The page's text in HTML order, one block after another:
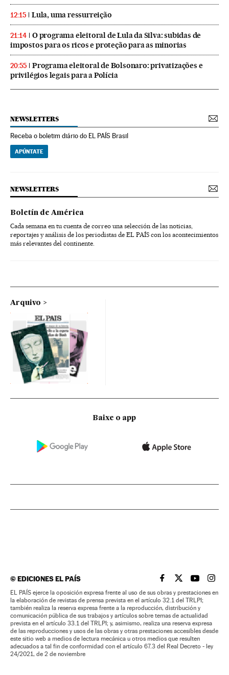
12:15 Lula, uma ressurreição
21:14
O programa eleitoral de Lula da Silva: subidas de
impostos para os ricos e proteção para as minorias
20:55
Programa eleitoral de Bolsonaro: privatizações e
privilégios legais para a Polícia
NEWSLETTERS
Receba o boletim diário do EL PAÍS Brasil
APÚNTATE
NEWSLETTERS
Boletín de América
Cada semana en tu cuenta de correo una selección de las noticias,
reportajes y análisis de los periodistas de EL PAÍS con los acontecimientos
más relevantes del continente.
Arquivo
Baixe o app
©EDICIONES EL PAÍS EL PAÍS BRASIL EN
EL PAÍSEL PAÍS
EL
EL PAÍS ejerce la oposición expresa frente al uso de sus obras y prestaciones en
la elaboración de revistas de prensa prevista en el artículo 32.1 del TRLPI;
también realiza la reserva expresa frente a la reproducción, distribución y
comunicación pública de sus trabajos y artículos sobre temas de actualidad
prevista en el artículo 33.1 del TRLPI; y, asimismo, realiza una reserva expresa
de las reproducciones y usos de las obras y otras prestaciones accesibles desde
este sitio web a medios de lectura mecánica u otros medios que resulten
adecuados a tal fin de conformidad con el artículo 67.3 del Real Decreto - ley
24/2021, de 2 de noviembre